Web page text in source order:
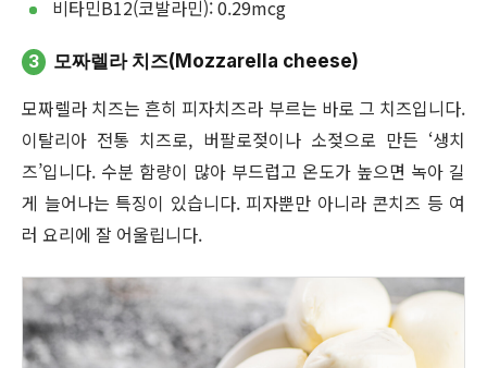
비타민B12(코발라민): 0.29mcg
3 모짜렐라 치즈(Mozzarella cheese)
모짜렐라 치즈는 흔히 피자치즈라 부르는 바로 그 치즈입니다.
이탈리아 전통 치즈로, 버팔로젖이나 소젖으로 만든 ‘생치
즈’입니다. 수분 함량이 많아 부드럽고 온도가 높으면 녹아 길
게 늘어나는 특징이 있습니다. 피자뿐만 아니라 콘치즈 등 여
러 요리에 잘 어울립니다.